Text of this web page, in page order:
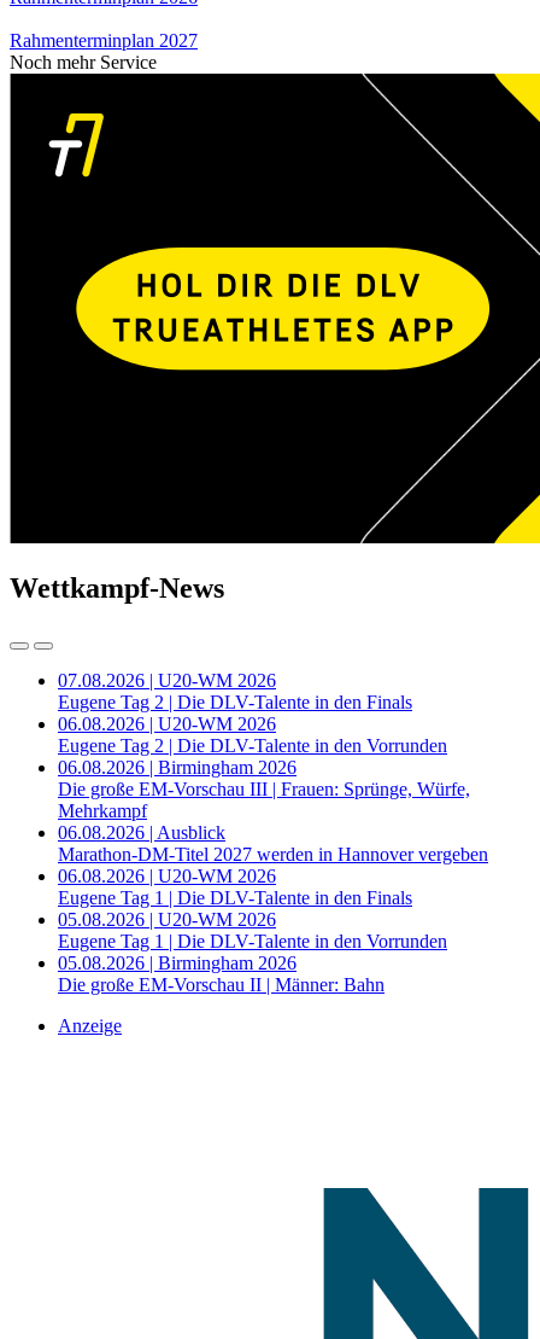
Rahmenterminplan 2027
Noch mehr Service
Wettkampf-News
07.08.2026 | U20-WM 2026
Eugene Tag 2 | Die DLV-Talente in den Finals
06.08.2026 | U20-WM 2026
Eugene Tag 2 | Die DLV-Talente in den Vorrunden
06.08.2026 | Birmingham 2026
Die große EM-Vorschau III | Frauen: Sprünge, Würfe,
Mehrkampf
06.08.2026 | Ausblick
Marathon-DM-Titel 2027 werden in Hannover vergeben
06.08.2026 | U20-WM 2026
Eugene Tag 1 | Die DLV-Talente in den Finals
05.08.2026 | U20-WM 2026
Eugene Tag 1 | Die DLV-Talente in den Vorrunden
05.08.2026 | Birmingham 2026
Die große EM-Vorschau II | Männer: Bahn
Anzeige